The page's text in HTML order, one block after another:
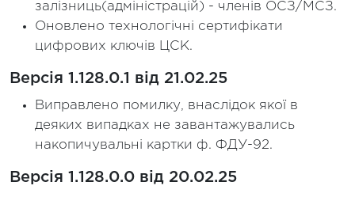
залізниць(адміністрацій) - членів ОСЗ/МСЗ.
Оновлено технологічні сертифікати
цифрових ключів ЦСК.
Версія 1.128.0.1 від 21.02.25
Виправлено помилку, внаслідок якої в
деяких випадках не завантажувались
накопичувальні картки ф. ФДУ-92.
Версія 1.128.0.0 від 20.02.25